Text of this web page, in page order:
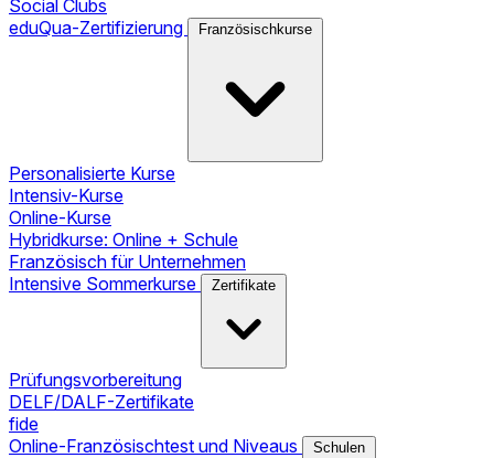
Social Clubs
eduQua-Zertifizierung
Französischkurse
Personalisierte Kurse
Intensiv-Kurse
Online-Kurse
Hybridkurse: Online + Schule
Französisch für Unternehmen
Intensive Sommerkurse
Zertifikate
Prüfungsvorbereitung
DELF/DALF-Zertifikate
fide
Online-Französischtest und Niveaus
Schulen